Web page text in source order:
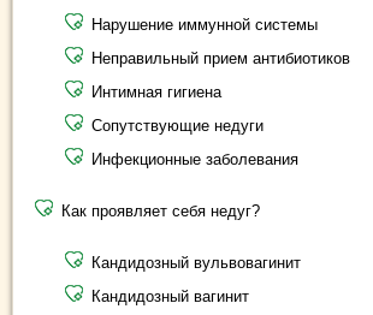
Нарушение иммунной системы
Неправильный прием антибиотиков
Интимная гигиена
Сопутствующие недуги
Инфекционные заболевания
Как проявляет себя недуг?
Кандидозный вульвовагинит
Кандидозный вагинит